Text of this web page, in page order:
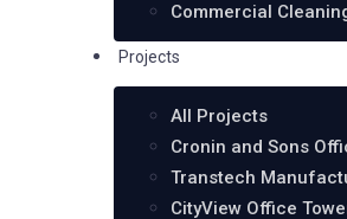
Commercial
Projects
All Projects
Cronin and Sons
Transtech
CityView Office